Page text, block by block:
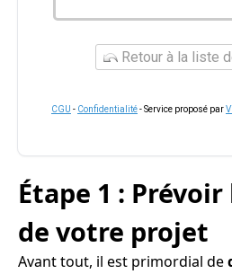
Retour à la liste
CGU - Confidentialité- Service proposé par
Étape 1 :
de votre projet
Avant tout, il est primordial de